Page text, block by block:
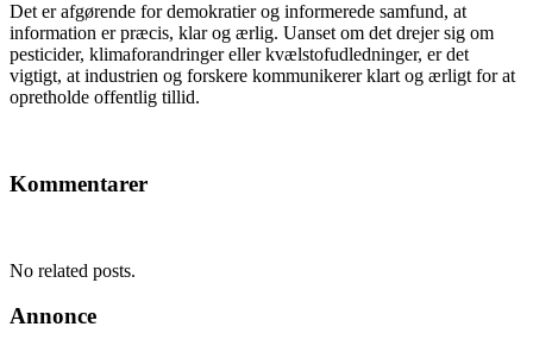
Det er afgørende for demokratier og informerede samfund, at
information er præcis, klar og ærlig. Uanset om det drejer sig om
pesticider, klimaforandringer eller kvælstofudledninger, er det
vigtigt, at industrien og forskere kommunikerer klart og ærligt for at
opretholde offentlig tillid.
Kommentarer
No related posts.
Annonce